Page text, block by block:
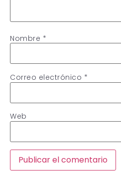
Nombre *
Correo electrónico *
Web